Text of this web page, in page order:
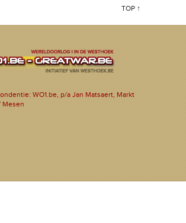
TOP ↑
WO1.be, p/a Jan Matsaert, Markt
Mesen